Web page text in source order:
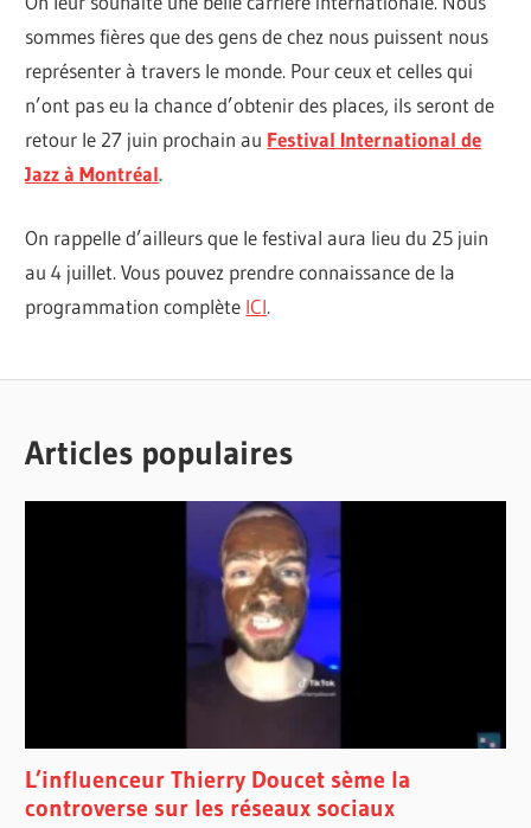
sommes fières que des gens de chez nous puissent nous
représenter à travers le monde. Pour ceux et celles qui
n’ont pas eu la chance d’obtenir des places, ils seront de
retour le 27 juin prochain au Festival International de
Jazz à Montréal.
On rappelle d’ailleurs que le festival aura lieu du 25 juin
au 4 juillet. Vous pouvez prendre connaissance de la
programmation complète ICI.
MUSIQUE
MUSICALES
CLUB
Articles populaires